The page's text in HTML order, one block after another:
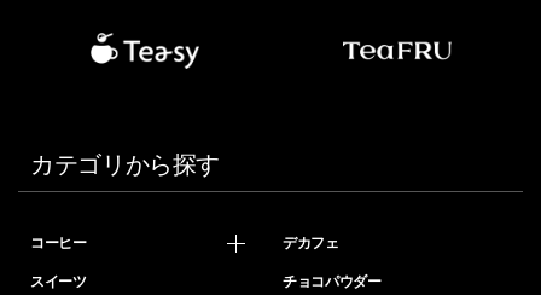
カテゴリから探す
コーヒー デカフェ
スイーツ チョコパウダー